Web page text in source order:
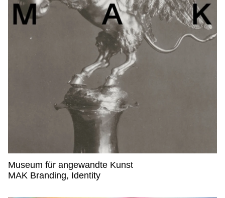
Museum für angewandte Kunst
Museum für angewandte Kunst,
MAK Branding, Identity